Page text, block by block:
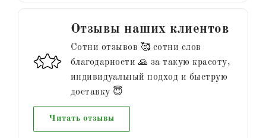
Отзывы наших клиентов
Сотни отзывов 🥰 сотни слов
благодарности 🙏 за такую красоту,
индивидуальный подход и быструю
доставку 😇
Читать отзывы